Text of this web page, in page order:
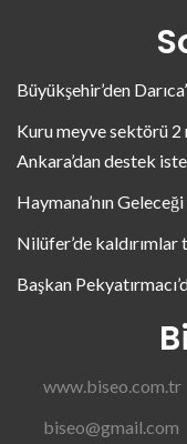
Büyükşehir’den
Kuru meyve sektörü
Ankara’dan destek
Haymana’nın
Nilüfer’de
Başkan
www.biseo.com.tr
biseo@gmail.com